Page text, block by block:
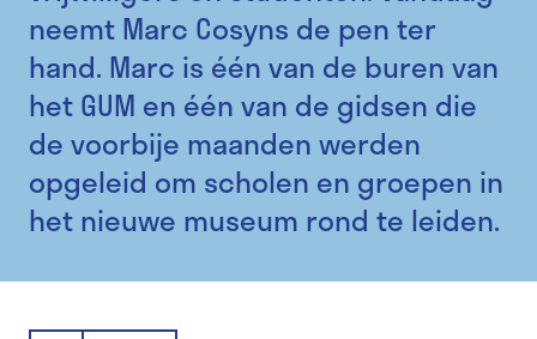
neemt Marc Cosyns de pen ter
hand. Marc is één van de buren van
het GUM en één van de gidsen die
de voorbije maanden werden
opgeleid om scholen en groepen in
het nieuwe museum rond te leiden.